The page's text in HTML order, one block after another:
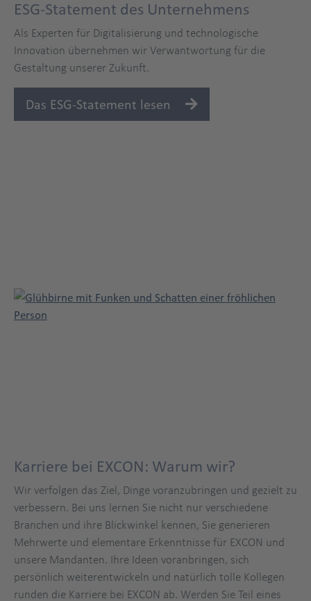
ESG-Statement des Unternehmens
Als Experten für Digitalisierung und technologische
Innovation übernehmen wir Verwantwortung für die
Gestaltung unserer Zukunft.
Das ESG-Statement lesen
Title
Karriere bei EXCON: Warum wir?
Wir verfolgen das Ziel, Dinge voranzubringen und gezielt zu
verbessern. Bei uns lernen Sie nicht nur verschiedene
Branchen und ihre Blickwinkel kennen, Sie generieren
Mehrwerte und elementare Erkenntnisse für EXCON und
unsere Mandanten. Ihre Ideen voranbringen, sich
persönlich weiterentwickeln und natürlich tolle Kollegen
runden die Karriere bei EXCON ab. Werden Sie Teil eines